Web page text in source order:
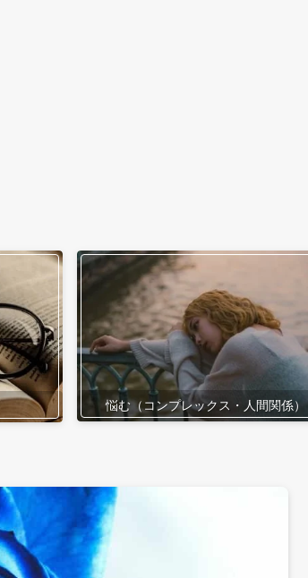
悩む（コンプレックス・人間関係）